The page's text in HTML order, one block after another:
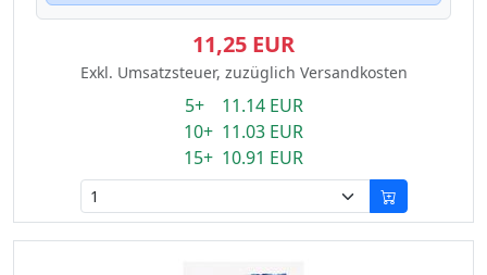
11,25 EUR
Exkl. Umsatzsteuer, zuzüglich Versandkosten
5+ 11.14 EUR
10+ 11.03 EUR
15+ 10.91 EUR